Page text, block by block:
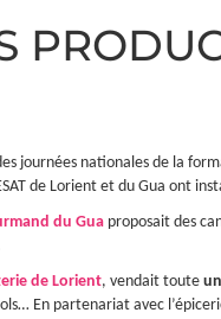
journées nationales de la
de Lorient et du Gua ont
du Gua proposait des
de Lorient, vendait toute
En partenariat avec